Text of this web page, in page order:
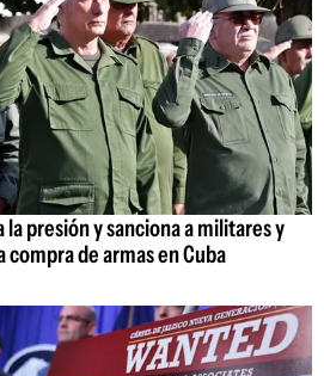
la presión y sanciona a militares y
compra de armas en Cuba